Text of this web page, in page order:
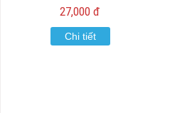
27,000 đ
Chi tiết